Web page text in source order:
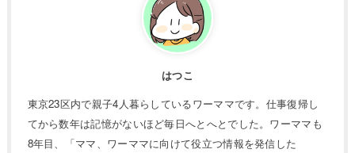
はつこ
東京23区内で親子4人暮らしているワーママです。仕事復帰し
てから数年は記憶がないほど毎日へとへとでした。ワーママも
8年目、「ママ、ワーママに向けて役立つ情報を発信した